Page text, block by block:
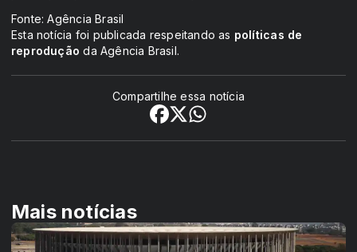
Fonte: Agência Brasil
Esta notícia foi publicada respeitando as políticas de
reprodução da Agência Brasil.
Compartilhe essa notícia
Mais notícias